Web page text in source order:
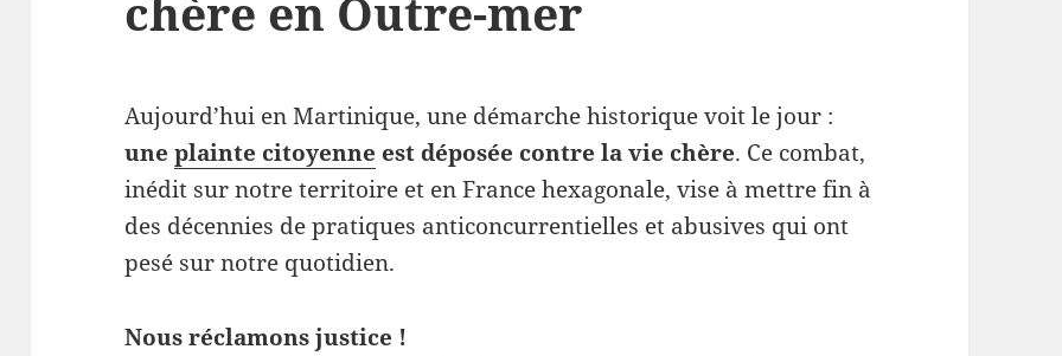
Aujourd’hui en Martinique, une démarche historique voit le jour :
uneplainte citoyenne est déposée contre la vie chère. Ce combat,
inédit sur notre territoire et en France hexagonale, vise à mettre fin à
des décennies de pratiques anticoncurrentielles et abusives qui ont
pesé sur notre quotidien.
Nous réclamons justice !